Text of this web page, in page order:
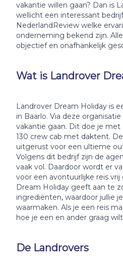
vakantie willen gaan? Dan is
wellicht een interessant
NederlandReview welke
onderneming bekend zijn.
objectief en onafhankelijk
Wat is Landrover
Landrover Dream Holiday is
in Baarlo. Via deze
vakantie gaan. Dit doe je
130 crew cab met daktent.
uitgerust voor een ultieme
Volgens dit bedrijf zijn de
vaak vol. Daardoor wordt er
voor een avontuurlijke reis
Dream Holiday geeft aan te
ingrediënten, waardoor jullie
waarmaken. Als je een reis
hoe je een en ander graag
De Landrovers